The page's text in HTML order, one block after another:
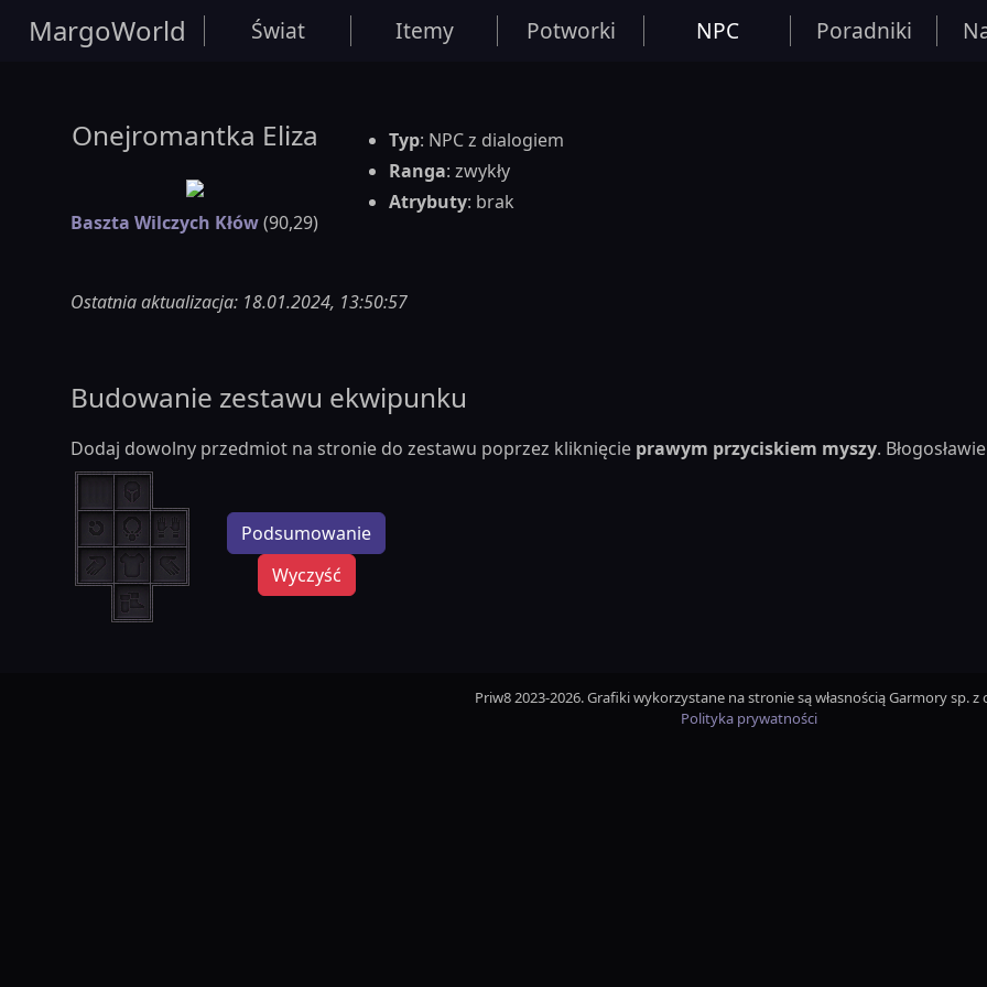
MargoWorld Świat Itemy Potworki NPC Poradniki
Onejromantka Eliza
Baszta Wilczych Kłów(90,29)
Typ: NPC z dialogiem
Ranga: zwykły
Atrybuty: brak
Ostatnia aktualizacja: 18.01.2024, 13:50:57
Budowanie zestawu ekwipunku
Dodaj dowolny przedmiot na stronie do zestawu poprzez kliknięcie prawym przyciskiem myszy.
Podsumowanie
Wyczyść
Priw8 2023-2026. Grafiki wykorzystane na stronie są własnością Garmory sp. z
Polityka prywatności